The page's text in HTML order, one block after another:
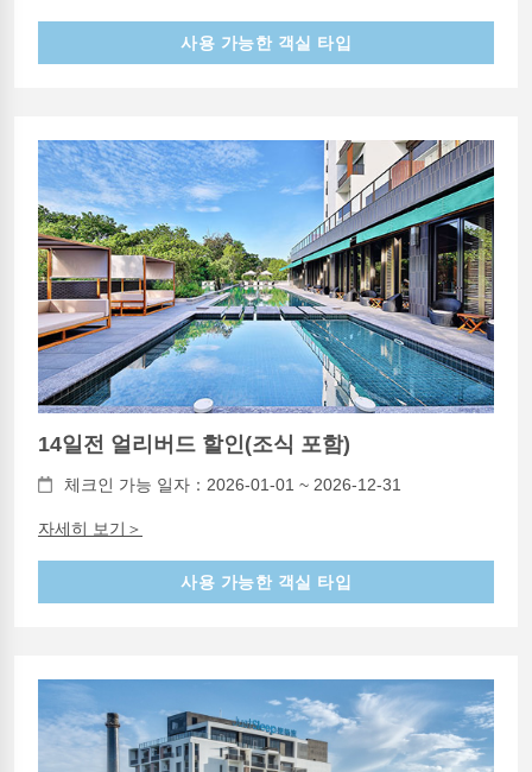
사용 가능한 객실 타입
14일전 얼리버드 할인(조식 포함)
체크인 가능 일자：2026-01-01 ~ 2026-12-31
자세히 보기＞
사용 가능한 객실 타입